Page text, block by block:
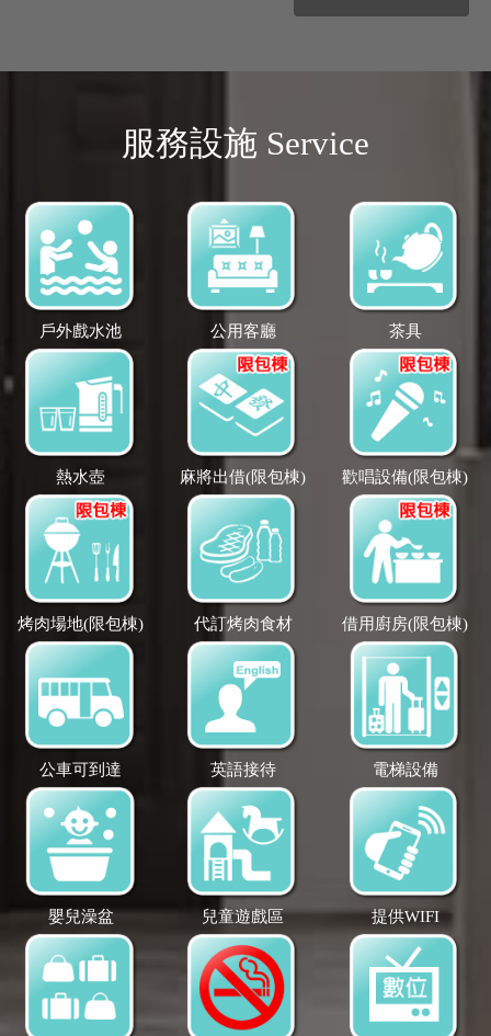
服務設施 Service
戶外戲水池 公用客廳 茶具
熱水壺 麻將出借(限包棟) 歡唱設備(限包棟)
烤肉場地(限包棟) 代訂烤肉食材 借用廚房(限包棟)
公車可到達 英語接待 電梯設備
嬰兒澡盆 兒童遊戲區 提供WIFI